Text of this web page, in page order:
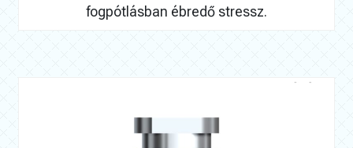
fogpótlásban ébredő stressz.